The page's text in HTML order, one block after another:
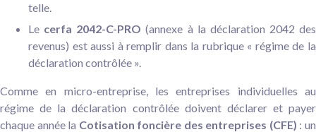
telle.
Le cerfa 2042-C-PRO (annexe à la déclaration 2042 des
revenus) est aussi à remplir dans la rubrique « régime de la
déclaration contrôlée ».
Comme en micro-entreprise, les entreprises individuelles au
régime de la déclaration contrôlée doivent déclarer et payer
chaque année la Cotisation foncière des entreprises (CFE) : un